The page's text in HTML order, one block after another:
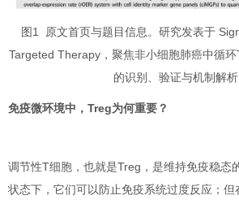
图1 原文首页与题目信息。研究发表于
Targeted Therapy，聚焦非小细胞肺癌中循
的识别、验证与机制解析
免疫微环境中，Treg为何重要？
调节性T细胞，也就是Treg，是维持免疫稳态
状态下，它们可以防止免疫系统过度反应；